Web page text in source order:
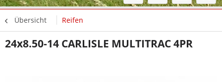
Übersicht Reifen
24x8.50-14 CARLISLE MULTITRAC 4PR